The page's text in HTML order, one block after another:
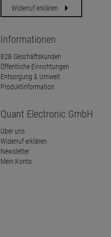
Widerruf erklären
Informationen
B2B Geschäftskunden
Öffentliche Einrichtungen
Entsorgung & Umwelt
Produktinformation
Quant Electronic GmbH
Über uns
Widerruf erklären
Newsletter
Mein Konto